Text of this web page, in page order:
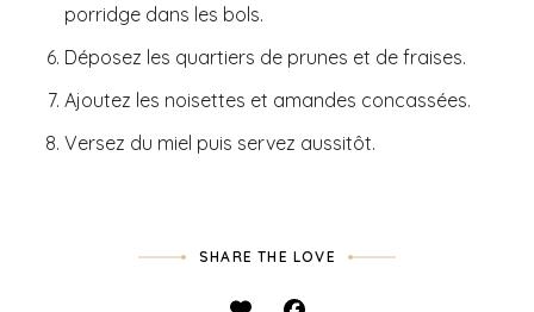
porridge dans les bols.
Déposez les quartiers de prunes et de fraises.
Ajoutez les noisettes et amandes concassées.
Versez du miel puis servez aussitôt.
SHARE THE LOVE